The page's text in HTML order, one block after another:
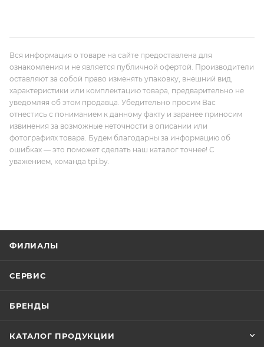
Вся информация о товаре на сайте предоставлена для
ознакомления и не является публичной офертой. Производители
оставляют за собой право изменять упаковку, внешний вид,
характеристики или комплектацию товара, предварительно не
уведомляя об этом продавца. Убедительно просим Вас
отнестись с пониманием к данному факту и заранее приносим
извинения за возможные неточности в описании или
фотографиях товара. Будем благодарны за информацию об
ошибках — это поможет сделать наш каталог точнее! С
уважением, команда tpi.by.
ФИЛИАЛЫ
СЕРВИС
БРЕНДЫ
КАТАЛОГ ПРОДУКЦИИ